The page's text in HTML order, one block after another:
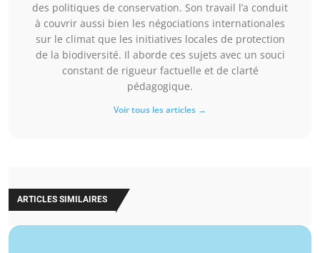
des politiques de conservation. Son travail l’a conduit
à couvrir aussi bien les négociations internationales
sur le climat que les initiatives locales de protection
de la biodiversité. Il aborde ces sujets avec un souci
constant de rigueur factuelle et de clarté
pédagogique.
Voir tous les articles →
ARTICLES SIMILAIRES